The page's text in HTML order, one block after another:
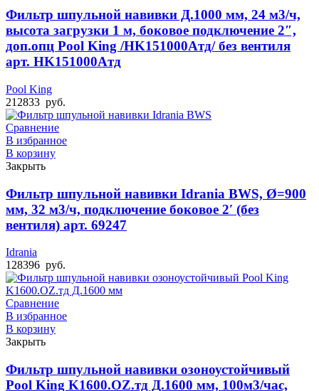
Фильтр шпульной навивки Д.1000 мм, 24 м3/ч,
высота загрузки 1 м, боковое подключение 2″,
доп.опц Pool King /HK151000Aтд/ без вентиля
арт. HK151000Aтд
Pool King
212833 руб.
Сравнение
В избранное
В корзину
Закрыть
Фильтр шпульной навивки Idrania BWS, Ø=900
мм, 32 м3/ч, подключение боковое 2′ (без
вентиля) арт. 69247
Idrania
128396 руб.
Сравнение
В избранное
В корзину
Закрыть
Фильтр шпульной навивки озоноустойчивый
Pool King K1600.OZ.тд Д.1600 мм, 100м3/час,